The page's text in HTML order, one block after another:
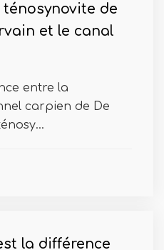
de
et le canal
entre la
carpien de De
la différence